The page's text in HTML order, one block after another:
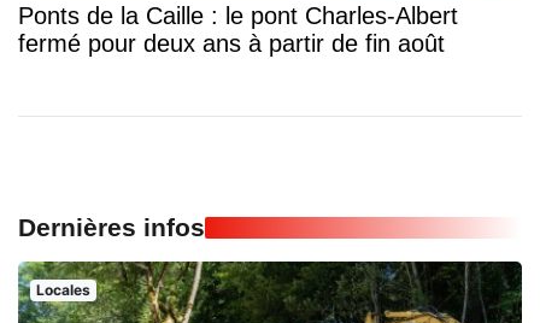
Ponts de la Caille : le pont Charles-Albert
fermé pour deux ans à partir de fin août
Dernières infos
Locales